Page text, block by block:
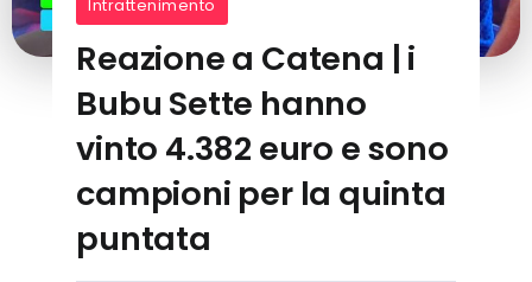
Intrattenimento
Reazione a Catena | i
Bubu Sette hanno
vinto 4.382 euro e sono
campioni per la quinta
puntata